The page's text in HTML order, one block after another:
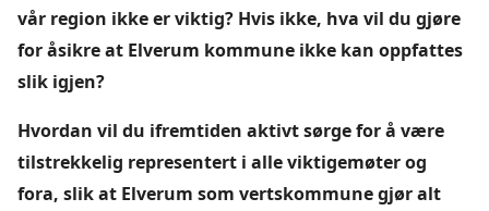
vår region ikke er viktig? Hvis ikke, hva vil du gjøre
for åsikre at Elverum kommune ikke kan oppfattes
slik igjen?
Hvordan vil du ifremtiden aktivt sørge for å være
tilstrekkelig representert i alle viktigemøter og
fora, slik at Elverum som vertskommune gjør alt